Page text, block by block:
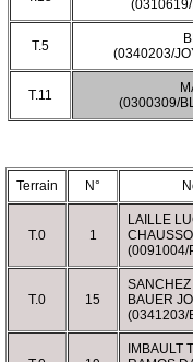
T.5
(0340203/
T.11
(0300309/
Terrain
N°
T.0 1
LAILLE
(0091004/
T.0 15
SANCHEZ
BAUER
(0341203/
IMBAULT